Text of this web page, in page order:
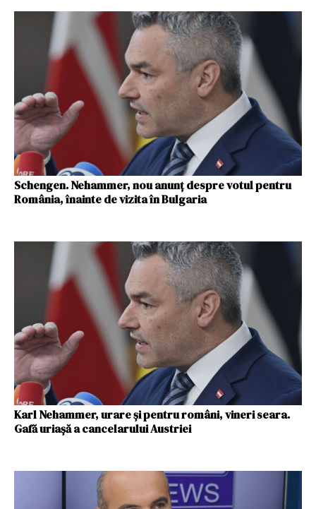
Schengen. Nehammer, nou anunț despre votul pentru
România, înainte de vizita în Bulgaria
Karl Nehammer, urare și pentru români, vineri seara.
Gafă uriașă a cancelarului Austriei